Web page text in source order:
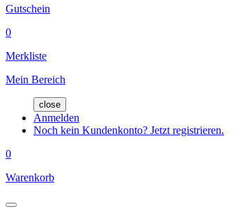
Gutschein
0
Merkliste
Mein Bereich
close
Anmelden
Noch kein Kundenkonto? Jetzt registrieren.
0
Warenkorb